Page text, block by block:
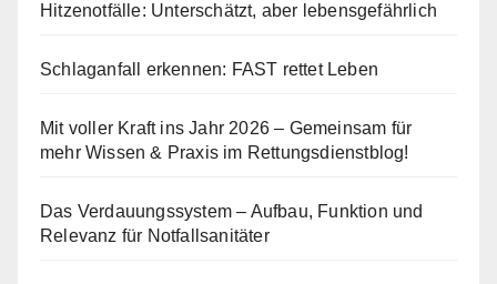
Hitzenotfälle: Unterschätzt, aber lebensgefährlich
Schlaganfall erkennen: FAST rettet Leben
Mit voller Kraft ins Jahr 2026 – Gemeinsam für
mehr Wissen & Praxis im Rettungsdienstblog!
Das Verdauungssystem – Aufbau, Funktion und
Relevanz für Notfallsanitäter